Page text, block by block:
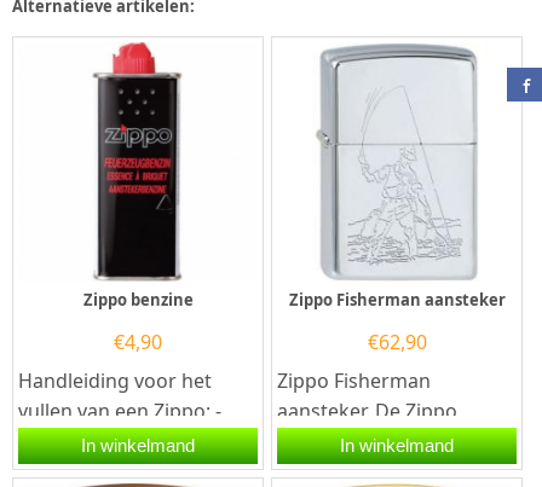
Alternatieve artikelen:
Zippo benzine
€4,90
Handleiding voor het
vullen van een Zippo: -
Haal de Zippo uit de
behuizing. - Houd de
In winkelmand
Zippo Fisherman aansteker
€62,90
Zippo Fisherman
aansteker. De Zippo
Fisherman aansteker
is hoogglans...
In winkelmand